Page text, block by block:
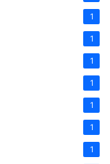
1
1
1
1
1
1
1